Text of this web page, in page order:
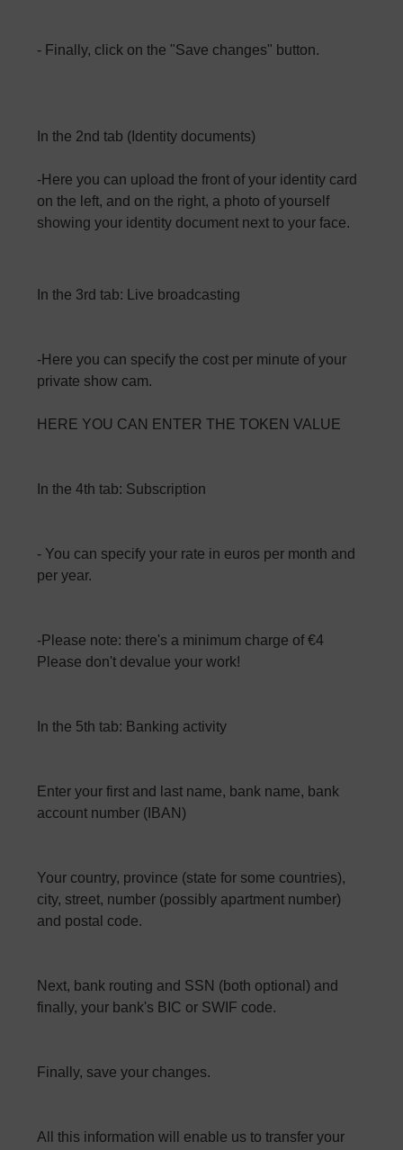
- Finally, click on the "Save changes" button.
In the 2nd tab (Identity documents)
-Here you can upload the front of your identity card
on the left, and on the right, a photo of yourself
showing your identity document next to your face.
​In the 3rd tab: Live broadcasting
-Here you can specify the cost per minute of your
private show cam.
HERE YOU CAN ENTER THE TOKEN VALUE
In the 4th tab: Subscription
- You can specify your rate in euros per month and
per year.
-Please note: there's a minimum charge of €4
Please don't devalue your work!
In the 5th tab: Banking activity
Enter your first and last name, bank name, bank
account number (IBAN)
Your country, province (state for some countries),
city, street, number (possibly apartment number)
and postal code.
Next, bank routing and SSN (both optional) and
finally, your bank's BIC or SWIF code.
Finally, save your changes.
All this information will enable us to transfer your